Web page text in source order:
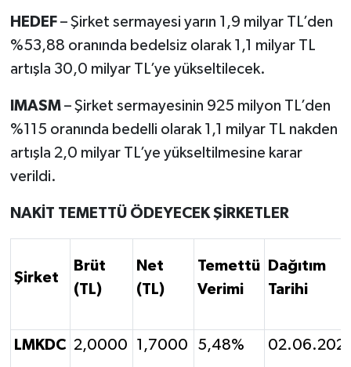
HEDEF – Şirket sermayesi yarın 1,9 milyar TL’den
%53,88 oranında bedelsiz olarak 1,1 milyar TL
artışla 30,0 milyar TL’ye yükseltilecek.
IMASM – Şirket sermayesinin 925 milyon TL’den
%115 oranında bedelli olarak 1,1 milyar TL nakden
artışla 2,0 milyar TL’ye yükseltilmesine karar
verildi.
NAKİT TEMETTÜ ÖDEYECEK ŞİRKETLER
Şirket
Brüt
(TL)
Net
(TL)
Temettü
Verimi
Dağıtım
Tarihi
LMKDC 2,0000 1,7000 5,48%